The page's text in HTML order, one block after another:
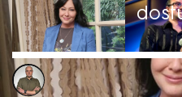
Antonin Roos
14. čvc 2024, 19:00